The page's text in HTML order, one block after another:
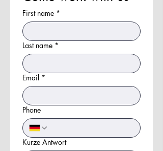
First name *
Last name *
Email *
Phone
Kurze Antwort